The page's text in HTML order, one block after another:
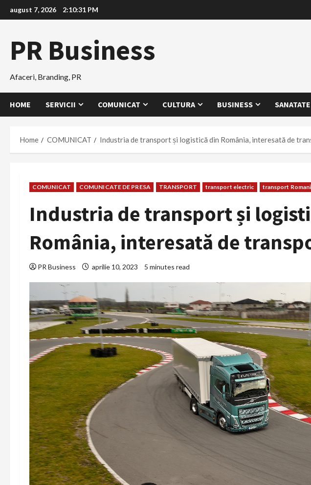
to
august 7, 2026 2:10:32 PM
PR Business
Afaceri, Branding, PR
HOME SERVICII COMUNICAT CULTURA BUSINESS SANATATE
Home COMUNICAT Industria de transport și logistică din România, interesată de
COMUNICAT COMUNICATE DE PRESA TRANSPORT transport electric transport
Industria de transport și
România, interesată de
PR Business aprilie 10, 2023 5 minutes read